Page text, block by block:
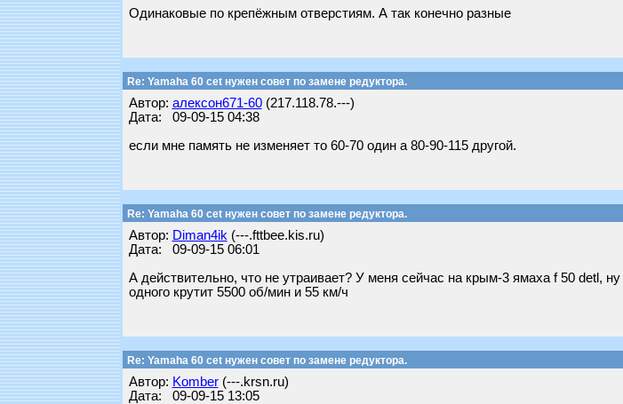
Одинаковые по крепёжным отверстиям. А так конечно разные
Re: Yamaha 60 cet нужен совет по замене редуктора.
Автор: алексон671-60(217.118.78.---)
Дата: 09-09-15 04:38
если мне память не изменяет то 60-70 один а 80-90-115 другой.
Re: Yamaha 60 cet нужен совет по замене редуктора.
Автор: Diman4ik (---.fttbee.kis.ru)
Дата: 09-09-15 06:01
А действительно, что не утраивает? У меня сейчас на крым-3 ямаха f 50 detl,
одного крутит 5500 об/мин и 55 км/ч
Re: Yamaha 60 cet нужен совет по замене редуктора.
Автор: Komber(---.krsn.ru)
Дата: 09-09-15 13:05